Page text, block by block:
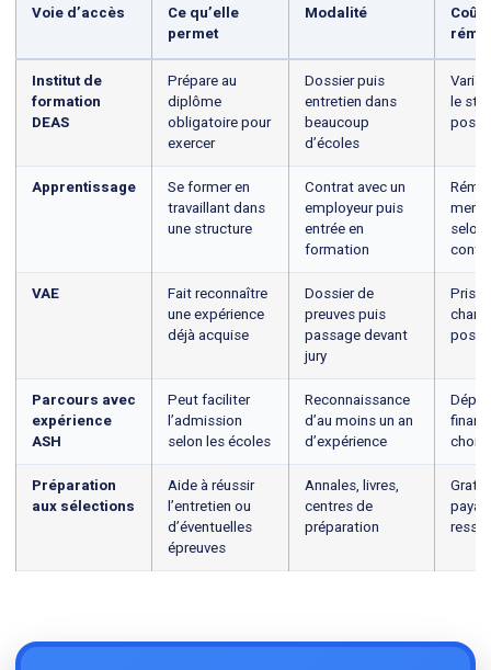
Voie d’accès
Ce qu’elle
permet
Modalité
Coût
Institut de
formation
DEAS
Prépare au
diplôme
obligatoire pour
exercer
Dossier puis
entretien dans
beaucoup
d’écoles
le
Apprentissage
Se former en
travaillant dans
une structure
Contrat avec un
employeur puis
entrée en
formation
selon
VAE
Fait reconnaître
une expérience
déjà acquise
Dossier de
preuves puis
passage devant
jury
Prise
Parcours avec
expérience
ASH
Peut faciliter
l’admission
selon les écoles
Reconnaissance
d’au moins un an
d’expérience
choisi
Préparation
aux sélections
Aide à réussir
l’entretien ou
d’éventuelles
épreuves
Annales, livres,
centres de
préparation